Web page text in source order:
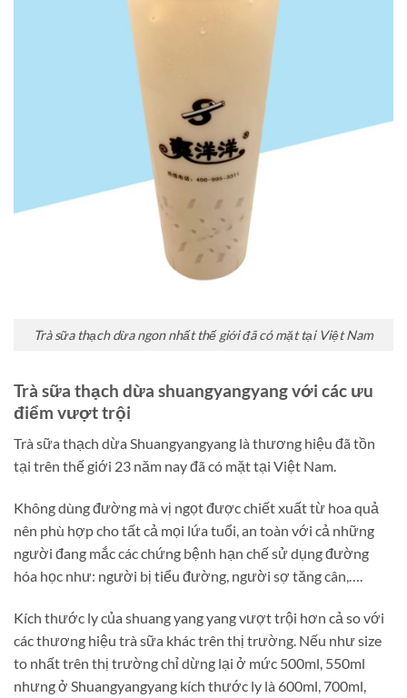
Trà sữa thạch dừa ngon nhất thế giới đã có mặt tại Việt Nam
Trà sữa thạch dừa shuangyangyang với các ưu
điểm vượt trội
Trà sữa thạch dừa Shuangyangyang là thương hiệu đã tồn
tại trên thế giới 23 năm nay đã có mặt tại Việt Nam.
Không dùng đường mà vị ngọt được chiết xuất từ hoa quả
nên phù hợp cho tất cả mọi lứa tuổi, an toàn với cả những
người đang mắc các chứng bệnh hạn chế sử dụng đường
hóa học như: người bị tiểu đường, người sợ tăng cân,….
Kích thước ly của shuang yang yang vượt trội hơn cả so với
các thương hiệu trà sữa khác trên thị trường. Nếu như size
to nhất trên thị trường chỉ dừng lại ở mức 500ml, 550ml
nhưng ở Shuangyangyang kích thước ly là 600ml, 700ml,